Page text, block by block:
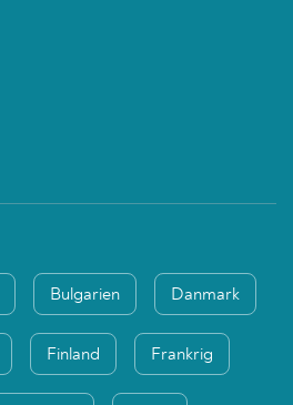
Bulgarien Danmark
Finland Frankrig